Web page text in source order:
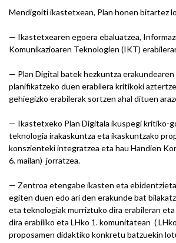
Mendigoiti ikastetxean, Plan honen bitartez
— Ikastetxearen egoera ebaluatzea,
Komunikazioaren Teknologien (IKT)
— Plan Digital batek hezkuntza
planifikatzeko duen erabilera kritikoki
gehiegizko erabilerak sortzen ahal dituen
— Ikastetxeko Plan Digitala ikuspegi kritiko-
teknologia irakaskuntza eta ikaskuntzako
konszienteki integratzea eta hau Handien
6. mailan) jorratzea.
— Zentroa etengabe ikasten eta
egiten duen edo ari den erakunde bat
eta teknologiak murriztuko dira erabileran
dira erabiliko eta LHko 1. komunitatean (
proposamen didaktiko konkretu batzuekin